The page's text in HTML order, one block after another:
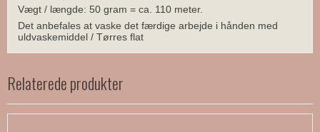
Vægt / længde: 50 gram = ca. 110 meter.
Det anbefales at vaske det færdige arbejde i hånden med
uldvaskemiddel / Tørres flat
Relaterede produkter